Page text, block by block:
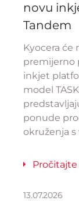
novu
Tandem
Kyocera će
premijerno
inkjet
model
ponude
okruženja
13.07.2026